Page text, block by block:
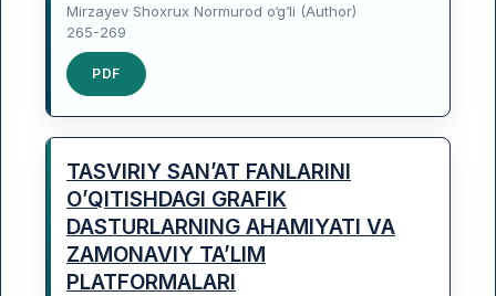
Mirzayev Shoxrux Normurod o‘g‘li (Author)
265-269
PDF
TASVIRIY SAN’AT FANLARINI
O’QITISHDAGI GRAFIK
DASTURLARNING AHAMIYATI VA
ZAMONAVIY TA’LIM
PLATFORMALARI